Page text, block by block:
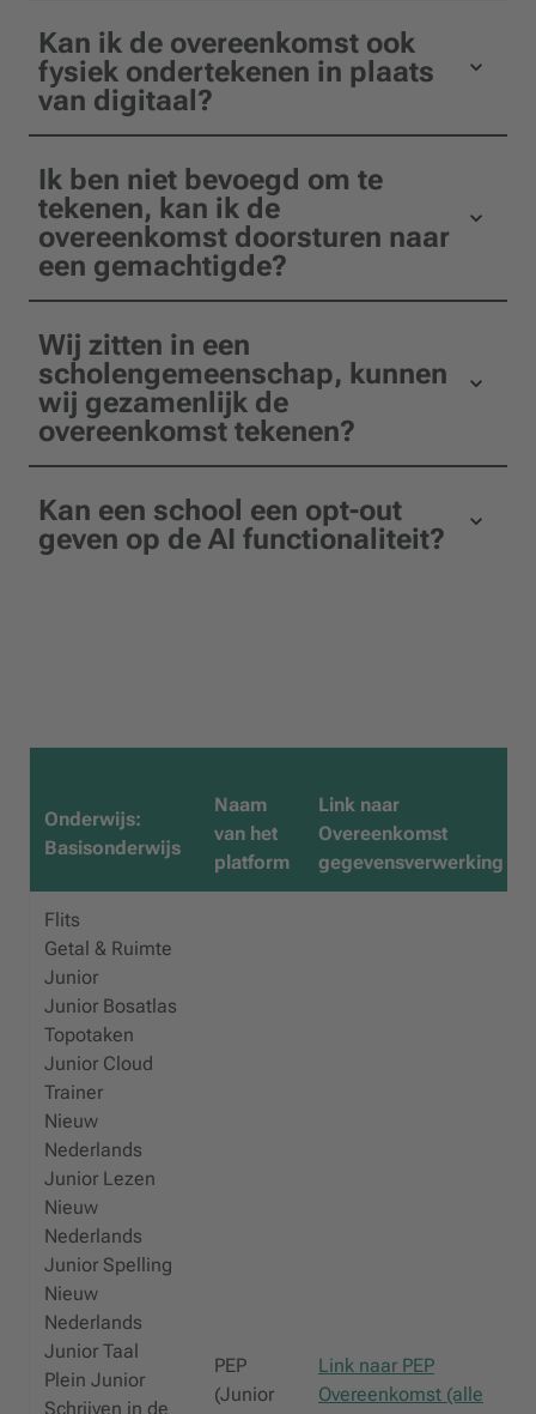
Kan ik de overeenkomst ook
fysiek ondertekenen in plaats
van digitaal?
Ik ben niet bevoegd om te
tekenen, kan ik de
overeenkomst doorsturen naar
een gemachtigde?
Wij zitten in een
scholengemeenschap, kunnen
wij gezamenlijk de
overeenkomst tekenen?
Kan een school een opt-out
geven op de AI functionaliteit?
Onderwijs:
Basisonderwijs
Naam
van het
platform
Link naar
Overeenkomst
gegevensverwerking
Flits
Getal & Ruimte
Junior
Junior Bosatlas
Topotaken
Junior Cloud
Trainer
Nieuw
Nederlands
Junior Lezen
Nieuw
Nederlands
Junior Spelling
Nieuw
Nederlands
Junior Taal
Plein Junior
Schrijven in de
PEP
(Junior
Link naar PEP
Overeenkomst (alle